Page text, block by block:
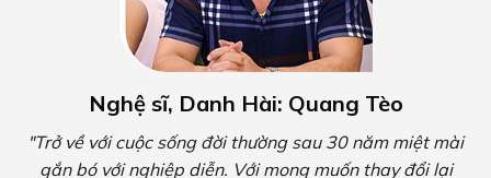
Nghệ sĩ, Danh Hài: Quang Tèo
"Trở về với cuộc sống đời thường sau 30 năm miệt mài
gắn bó với nghiệp diễn. Với mong muốn thay đổi lại